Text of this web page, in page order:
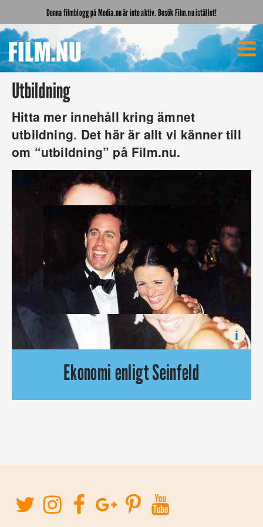
Denna filmblogg på Media.nu är inte aktiv. Besök Film.nu istället!
Utbildning
Hitta mer innehåll kring ämnet
utbildning. Det här är allt vi känner till
om “utbildning” på Film.nu.
i
Ekonomi enligt Seinfeld
Vem har sagt att ekonomi måste vara tråkigt? Professor